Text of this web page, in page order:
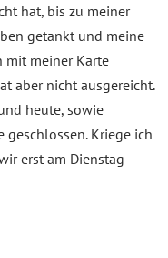
hat, bis zu meiner
getankt und meine
mit meiner Karte
aber nicht ausgereicht.
heute, sowie
geschlossen. Kriege ich
erst am Dienstag